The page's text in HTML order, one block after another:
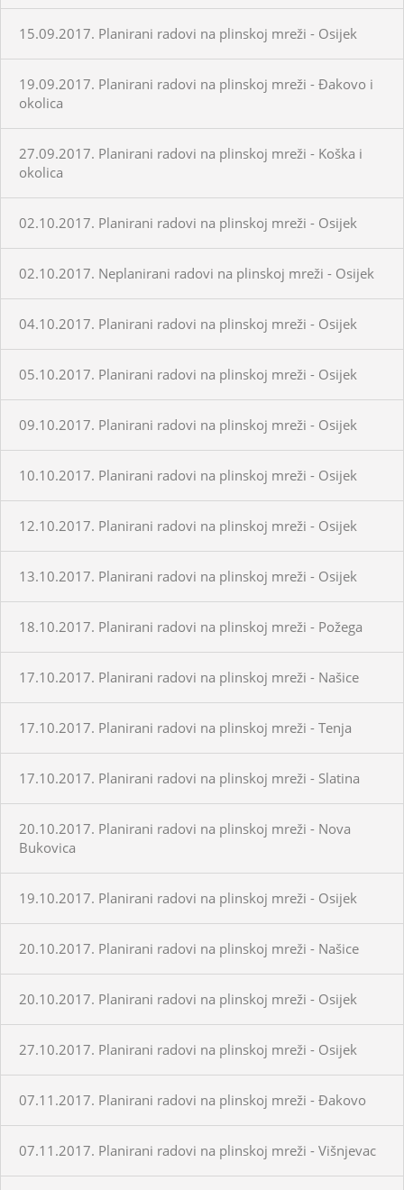
15.09.2017. Planirani radovi na plinskoj mreži - Osijek
19.09.2017. Planirani radovi na plinskoj mreži - Đakovo i
okolica
27.09.2017. Planirani radovi na plinskoj mreži - Koška i
okolica
02.10.2017. Planirani radovi na plinskoj mreži - Osijek
02.10.2017. Neplanirani radovi na plinskoj mreži - Osijek
04.10.2017. Planirani radovi na plinskoj mreži - Osijek
05.10.2017. Planirani radovi na plinskoj mreži - Osijek
09.10.2017. Planirani radovi na plinskoj mreži - Osijek
10.10.2017. Planirani radovi na plinskoj mreži - Osijek
12.10.2017. Planirani radovi na plinskoj mreži - Osijek
13.10.2017. Planirani radovi na plinskoj mreži - Osijek
18.10.2017. Planirani radovi na plinskoj mreži - Požega
17.10.2017. Planirani radovi na plinskoj mreži - Našice
17.10.2017. Planirani radovi na plinskoj mreži - Tenja
17.10.2017. Planirani radovi na plinskoj mreži - Slatina
20.10.2017. Planirani radovi na plinskoj mreži - Nova
Bukovica
19.10.2017. Planirani radovi na plinskoj mreži - Osijek
20.10.2017. Planirani radovi na plinskoj mreži - Našice
20.10.2017. Planirani radovi na plinskoj mreži - Osijek
27.10.2017. Planirani radovi na plinskoj mreži - Osijek
07.11.2017. Planirani radovi na plinskoj mreži - Đakovo
07.11.2017. Planirani radovi na plinskoj mreži - Višnjevac